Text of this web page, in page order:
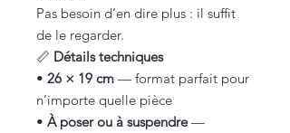
Pas besoin d’en dire plus : il suffit
de le regarder.
📏 Détails techniques
• 26 × 19 cm — format parfait pour
n’importe quelle pièce
• À poser ou à suspendre—